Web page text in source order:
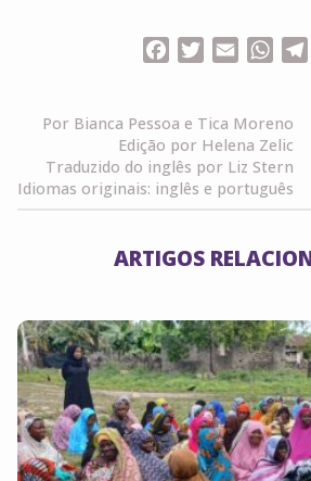
FacebookTwitterEmail
Por Bianca Pessoa e Tica Moreno
Edição por Helena Zelic
Traduzido do inglês por Liz Stern
Idiomas originais: inglês e português
ARTIGOS